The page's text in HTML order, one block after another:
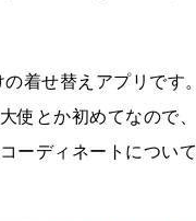
着せ替えアプリで
使とか初めてなので
ーディネートについ